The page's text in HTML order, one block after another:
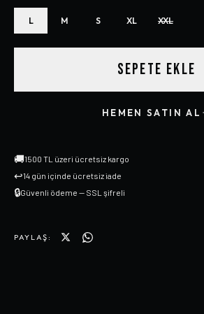
L M S XL XXL
SEPETE EKLE
HEMEN SATIN AL
🚚1500 TL üzeri ücretsiz kargo
↩14 gün içinde ücretsiz iade
🔒Güvenli ödeme — SSL şifreli
PAYLAŞ: